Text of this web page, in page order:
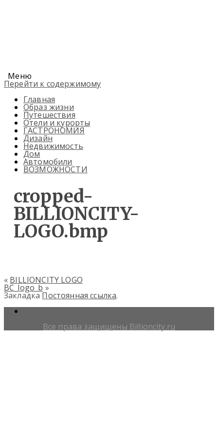
Меню
Перейти к содержимому
Главная
Образ жизни
Путешествия
Отели и курорты
ГАСТРОНОМИЯ
Дизайн
Недвижимость
Дом
Автомобили
ВОЗМОЖНОСТИ
cropped-
BILLIONCITY-
LOGO.bmp
« BILLIONCITY LOGO
BC_logo_b »
Закладка Постоянная ссылка.
Все права защищены Billioncity.ru